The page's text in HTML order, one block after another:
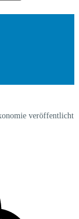
veröffentlicht